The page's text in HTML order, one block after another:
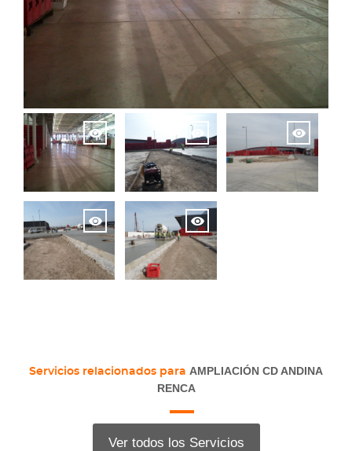
Servicios relacionados para AMPLIACIÓN CD ANDINA
RENCA
Ver todos los Servicios